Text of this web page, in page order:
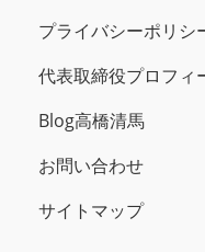
プライバシーポリシ
代表取締役プロフィ
Blog高橋清馬
お問い合わせ
サイトマップ